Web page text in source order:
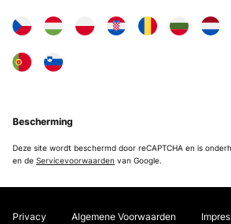
Bescherming
Deze site wordt beschermd door reCAPTCHA en is
en de Servicevoorwaarden van Google.
Privacy Algemene Voorwaarden